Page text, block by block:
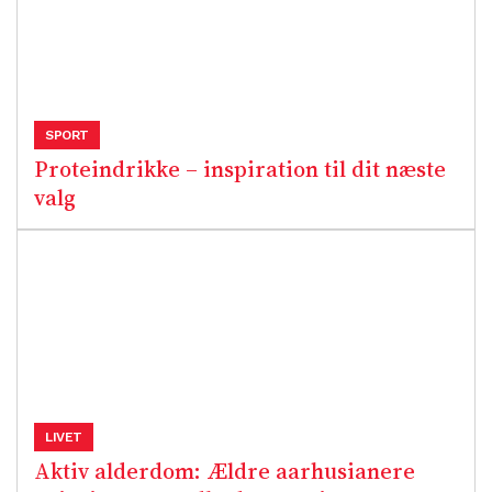
Proteindrikke – inspiration til dit næste
valg
SPORT
Aktiv alderdom: Ældre aarhusianere
LIVET